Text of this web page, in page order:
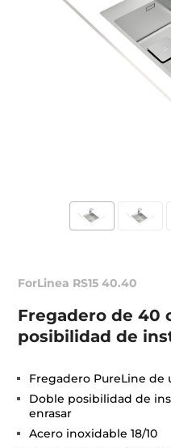
ForLinea RS15 40.40
Fregadero de 40
posibilidad de
Fregadero PureLine de
Doble posibilidad de
enrasar
Acero inoxidable 18/10